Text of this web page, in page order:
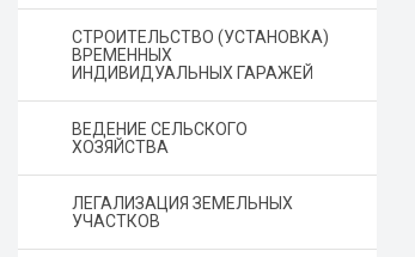
СТРОИТЕЛЬСТВО (УСТАНОВКА)
ВРЕМЕННЫХ
ИНДИВИДУАЛЬНЫХ ГАРАЖЕЙ
ВЕДЕНИЕ СЕЛЬСКОГО
ХОЗЯЙСТВА
ЛЕГАЛИЗАЦИЯ ЗЕМЕЛЬНЫХ
УЧАСТКОВ